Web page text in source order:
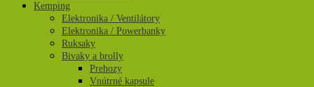
Kemping
Elektronika / Ventilátory
Elektronika / Powerbanky
Ruksaky
Bivaky a brolly
Prehozy
Vnútrné kapsule